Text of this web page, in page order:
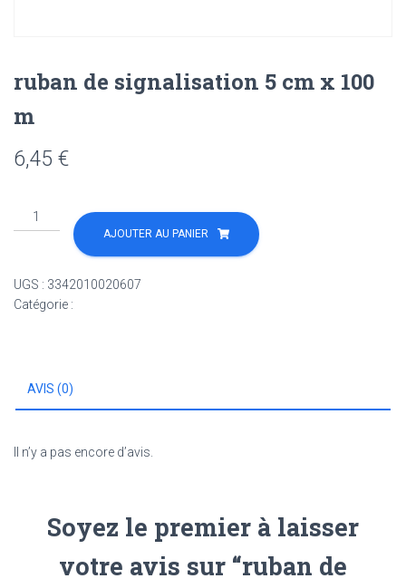
ruban de signalisation 5 cm x 100
m
6,45 €
quantité
de
signalisation
5
AJOUTER AU PANIER
UGS : 3342010020607
Catégorie :
AVIS (0)
Il n’y a pas encore d’avis.
Soyez le premier à laisser
votre avis sur “ruban de